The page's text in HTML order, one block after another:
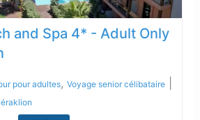
and Spa 4* - Adult Only
pour adultes, Voyage senior célibataire|